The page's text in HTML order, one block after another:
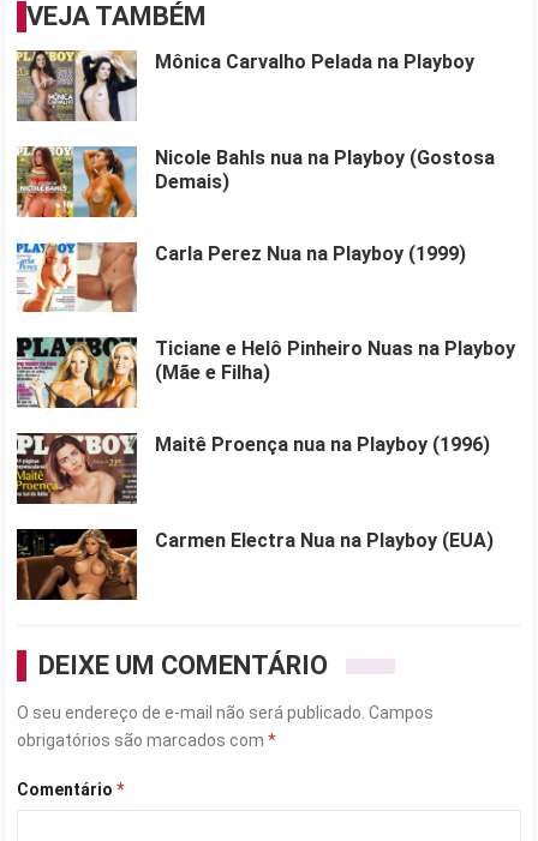
VEJA TAMBÉM
Mônica Carvalho Pelada na Playboy
Nicole Bahls nua na Playboy (Gostosa
Demais)
Carla Perez Nua na Playboy (1999)
Ticiane e Helô Pinheiro Nuas na Playboy
(Mãe e Filha)
Maitê Proença nua na Playboy (1996)
Carmen Electra Nua na Playboy (EUA)
DEIXE UM COMENTÁRIO
O seu endereço de e-mail não será publicado. Campos
obrigatórios são marcados com*
Comentário*